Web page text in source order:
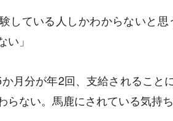
している人しかわからないと
」
か月分が年2回、支給されるこ
らない。馬鹿にされている気持